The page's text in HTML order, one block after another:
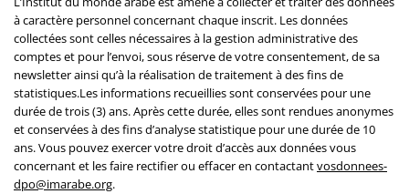
à caractère personnel concernant chaque inscrit. Les données
collectées sont celles nécessaires à la gestion administrative des
comptes et pour l’envoi, sous réserve de votre consentement, de sa
newsletter ainsi qu’à la réalisation de traitement à des fins de
statistiques.Les informations recueillies sont conservées pour une
durée de trois (3) ans. Après cette durée, elles sont rendues anonymes
et conservées à des fins d’analyse statistique pour une durée de 10
ans. Vous pouvez exercer votre droit d’accès aux données vous
concernant et les faire rectifier ou effacer en contactantvosdonnees-
dpo@imarabe.org.